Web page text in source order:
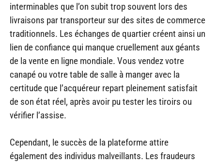
interminables que l’on subit trop souvent lors des
livraisons par transporteur sur des sites de commerce
traditionnels. Les échanges de quartier créent ainsi un
lien de confiance qui manque cruellement aux géants
de la vente en ligne mondiale. Vous vendez votre
canapé ou votre table de salle à manger avec la
certitude que l’acquéreur repart pleinement satisfait
de son état réel, après avoir pu tester les tiroirs ou
vérifier l’assise.
Cependant, le succès de la plateforme attire
également des individus malveillants. Les fraudeurs